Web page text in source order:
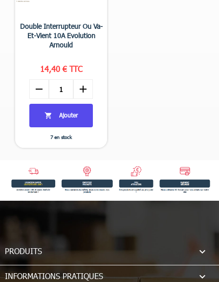
Aperçu rapide
Double Interrupteur Ou Va-
Et-Vient 10A Evolution
Arnould
14,40 € TTC
remove add
 Ajouter
7 en stock
PRODUITS 
INFORMATIONS PRATIQUES 